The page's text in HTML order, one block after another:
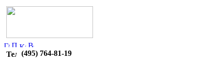
(495) 764-81-19